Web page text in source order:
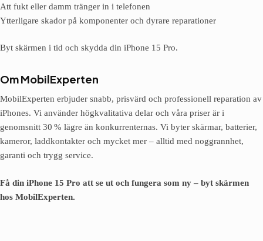
Att fukt eller damm tränger in i telefonen
Ytterligare skador på komponenter och dyrare reparationer
Byt skärmen i tid och skydda din iPhone 15 Pro.
Om MobilExperten
MobilExperten erbjuder snabb, prisvärd och professionell reparation av
iPhones. Vi använder högkvalitativa delar och våra priser är i
genomsnitt 30 % lägre än konkurrenternas. Vi byter skärmar, batterier,
kameror, laddkontakter och mycket mer – alltid med noggrannhet,
garanti och trygg service.
Få din iPhone 15 Pro att se ut och fungera som ny – byt skärmen
hos MobilExperten.